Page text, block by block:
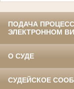
ПОДАЧА
ЭЛЕКТРОННОМ
О СУДЕ
СУДЕЙСКОЕ